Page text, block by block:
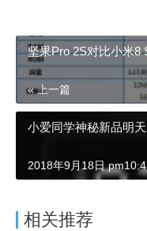
坚果Pro 2S对比小米8
« 上一篇
小爱同学神秘新品明
2018年9月18日
相关推荐